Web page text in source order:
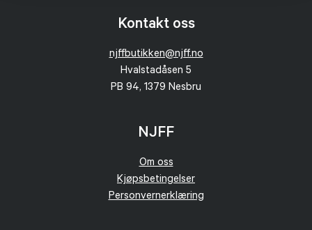
Kontakt oss
njffbutikken@njff.no
Hvalstadåsen 5
PB 94, 1379 Nesbru
NJFF
Om oss
Kjøpsbetingelser
Personvernerklæring